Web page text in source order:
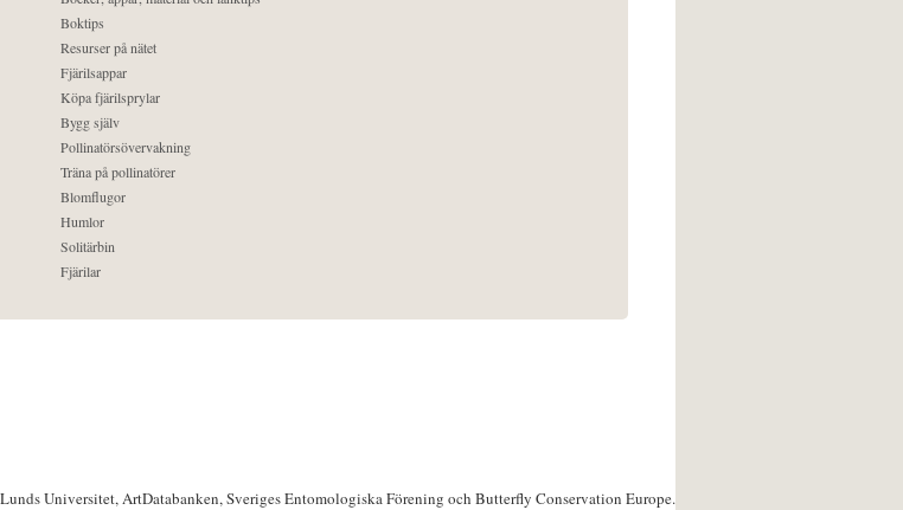
Boktips
Resurser på nätet
Fjärilsappar
Köpa fjärilsprylar
Bygg själv
Pollinatörsövervakning
Träna på pollinatörer
Blomflugor
Humlor
Solitärbin
Fjärilar
Universitet, ArtDatabanken, Sveriges Entomologiska Förening och Butterfly Conservation Europe.